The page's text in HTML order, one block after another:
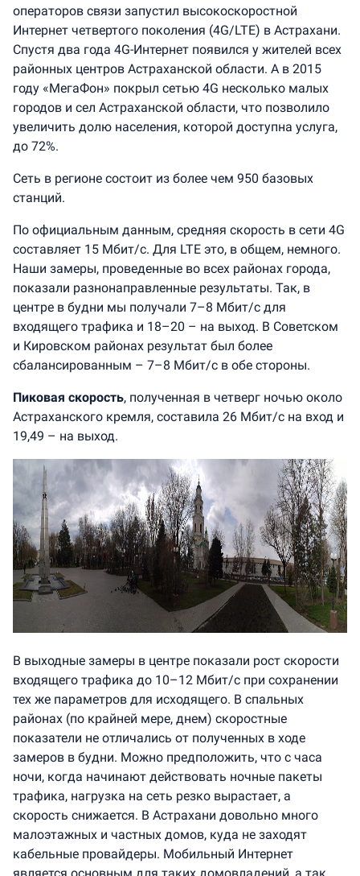
операторов связи запустил высокоскоростной
Интернет четвертого поколения (4G/LTE) в Астрахани.
Спустя два года 4G-Интернет появился у жителей всех
районных центров Астраханской области. А в 2015
году «МегаФон» покрыл сетью 4G несколько малых
городов и сел Астраханской области, что позволило
увеличить долю населения, которой доступна услуга,
до 72%.
Сеть в регионе состоит из более чем 950 базовых
станций.
По официальным данным, средняя скорость в сети 4G
составляет 15 Мбит/с. Для LTE это, в общем, немного.
Наши замеры, проведенные во всех районах города,
показали разнонаправленные результаты. Так, в
центре в будни мы получали 7–8 Мбит/с для
входящего трафика и 18–20 – на выход. В Советском
и Кировском районах результат был более
сбалансированным – 7–8 Мбит/с в обе стороны.
Пиковая скорость, полученная в четверг ночью около
Астраханского кремля, составила 26 Мбит/с на вход и
19,49 – на выход.
В выходные замеры в центре показали рост скорости
входящего трафика до 10–12 Мбит/с при сохранении
тех же параметров для исходящего. В спальных
районах (по крайней мере, днем) скоростные
показатели не отличались от полученных в ходе
замеров в будни. Можно предположить, что c часа
ночи, когда начинают действовать ночные пакеты
трафика, нагрузка на сеть резко вырастает, а
скорость снижается. В Астрахани довольно много
малоэтажных и частных домов, куда не заходят
кабельные провайдеры. Мобильный Интернет